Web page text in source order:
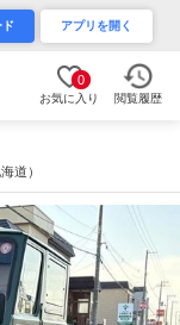
アプリを開く
0
お気に入り 閲覧履歴
道）